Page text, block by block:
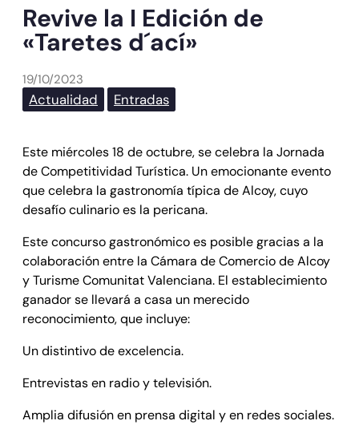
Revive la I Edición de
«Taretes d´ací»
19/10/2023
Actualidad Entradas
Este miércoles 18 de octubre, se celebra la Jornada
de Competitividad Turística. Un emocionante evento
que celebra la gastronomía típica de Alcoy, cuyo
desafío culinario es la pericana.
Este concurso gastronómico es posible gracias a la
colaboración entre la Cámara de Comercio de Alcoy
y Turisme Comunitat Valenciana. El establecimiento
ganador se llevará a casa un merecido
reconocimiento, que incluye:
Un distintivo de excelencia.
Entrevistas en radio y televisión.
Amplia difusión en prensa digital y en redes sociales.